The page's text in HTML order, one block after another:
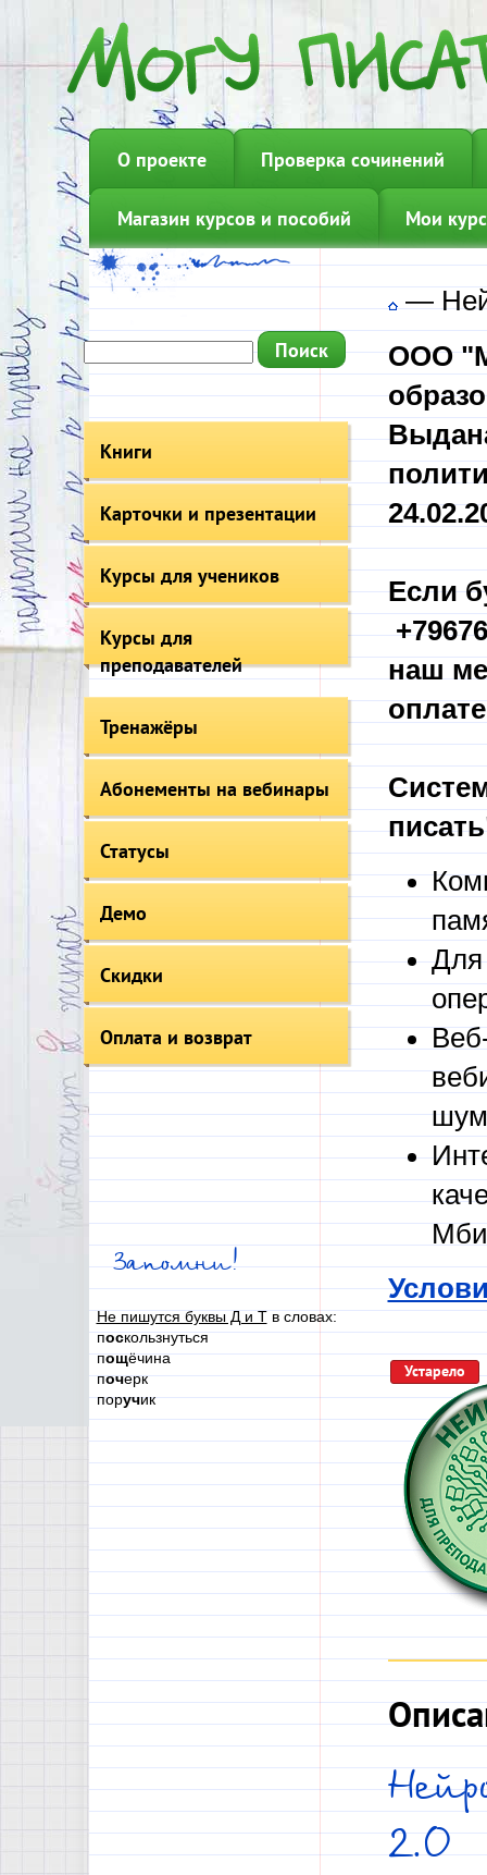
О проекте Проверка сочинений
Магазин курсов и пособий Мои
Книги
Карточки и презентации
Курсы для учеников
Курсы для
преподавателей
Тренажёры
Абонементы на вебинары
Статусы
Демо
Скидки
Оплата и возврат
Запомни!
Не пишутся буквы Д и Тв словах:
поскользнуться
пощёчина
почерк
поручик
—
ООО
Если
наш
Для
Устарело
2.0